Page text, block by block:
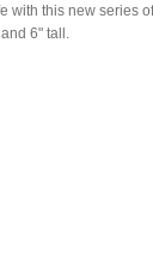
with this new series
6" tall.